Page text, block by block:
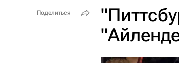
Поделиться